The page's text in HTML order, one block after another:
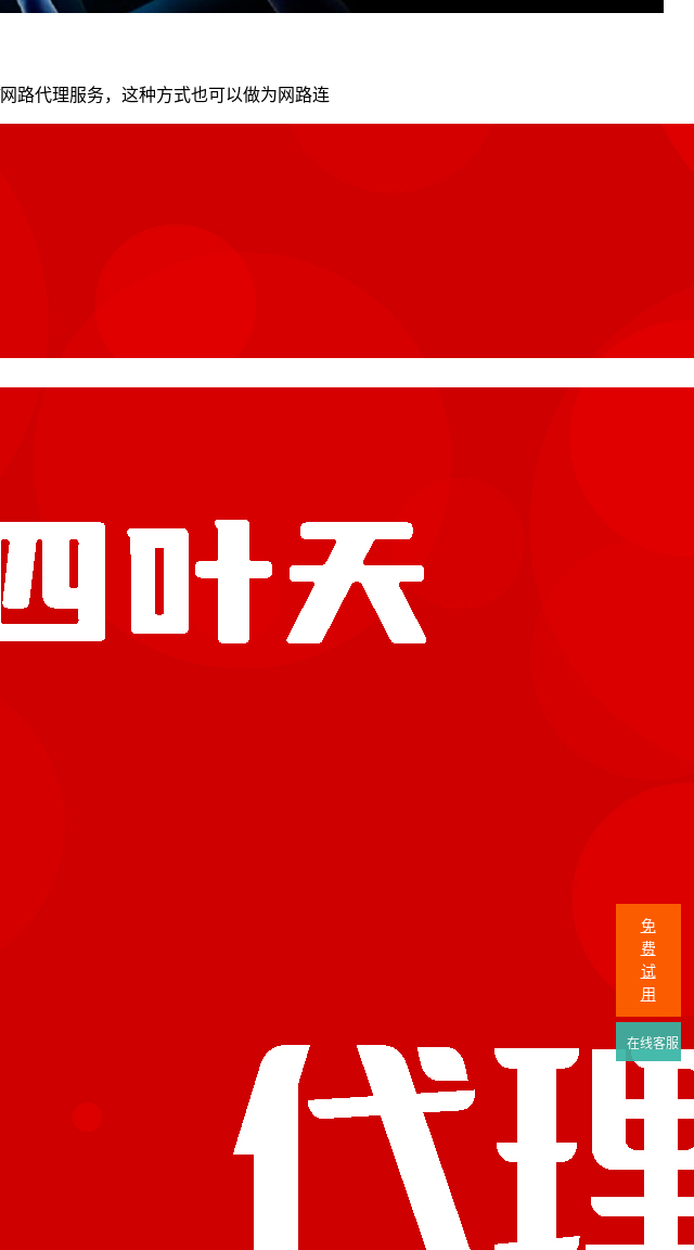
路代理服务，这种方式也可以做为网路连
免
费
试
用
在线客服